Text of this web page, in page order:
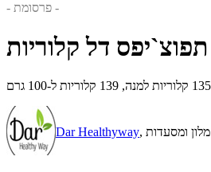
- פרסומת -
תפוצ`יפס דל קלוריות
Dar Healthyway ומסעדות